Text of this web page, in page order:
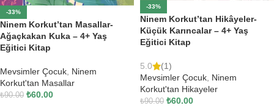
-33%
Ninem Korkut’tan Masallar-
Ağaçkakan Kuka – 4+ Yaş
Eğitici Kitap
Mevsimler Çocuk, Ninem
Korkut'tan Masallar
₺90.00 ₺60.00
-33%
Ninem Korkut’tan Hikâyeler-
Küçük Karıncalar – 4+ Yaş
Eğitici Kitap
5.0
(1)
Mevsimler Çocuk Ninem
Korkut'tan Hikayeler
₺90.00 ₺60.00